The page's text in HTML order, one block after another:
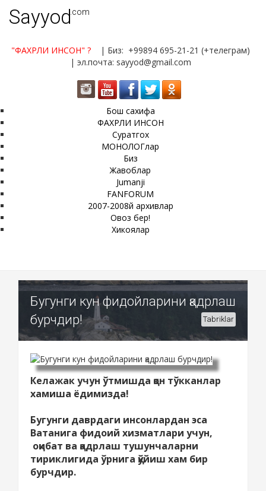
Sayyod.com
"ФАХРЛИ ИНСОН" ?
| Биз: +99894 695-21-21 (+телеграм)
| эл.почта: sayyod@gmail.com
Бош сахифа
ФАХРЛИ ИНСОН
Суратгох
МОНОЛОГлар
Биз
Жавоблар
Jumanji
FANFORUM
2007-2008й архивлар
Овоз бер!
Хикоялар
Бугунги кун фидойларини қадрлаш
бурчдир!
Tabriklar
Келажак учун ўтмишда қон тўкканлар
хамиша ёдимизда!
Бугунги даврдаги инсонлардан эса
Ватанига фидоий хизматлари учун,
оқибат ва қадрлаш тушунчаларни
тириклигида ўрнига қўйиш хам бир
бурчдир.